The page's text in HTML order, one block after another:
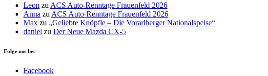
Leon zu ACS Auto-Renntage Frauenfeld 2026
Anna zu ACS Auto-Renntage Frauenfeld 2026
Max zu „Geliebte Knöpfle – Die Vorarlberger Nationalspeise“
daniel zu Der Neue Mazda CX-5
Folge uns bei
Facebook